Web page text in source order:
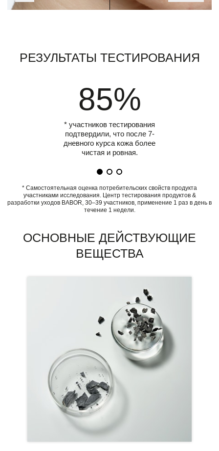
Результаты тестирования
85%
* участников тестирования
подтвердили, что после 7-
дневного курса кожа более
чистая и ровная.
* Самостоятельная оценка потребительских свойств продукта
участниками исследования. Центр тестирования продуктов &
разработки уходов BABOR, 30–39 участников, применение 1 раз в день в
течение 1 недели.
ОСНОВНЫЕ ДЕЙСТВУЮЩИЕ
ВЕЩЕСТВА